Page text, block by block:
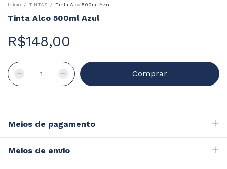
Início / TINTAS / Tinta Alco 500ml Azul
Tinta Alco 500ml Azul
R$148,00
Meios de pagamento
Meios de envio